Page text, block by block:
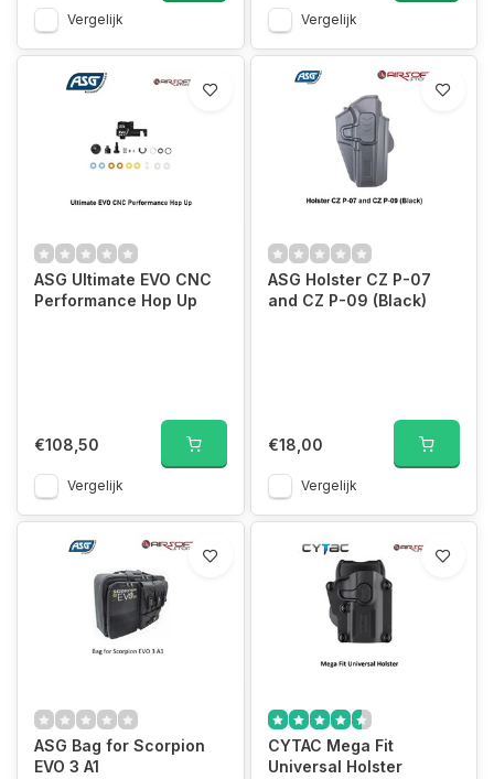
Vergelijk Vergelijk
ASG Ultimate EVO CNC
Performance Hop Up
€108,50
Vergelijk
ASG Holster CZ P-07
and CZ P-09 (Black)
€18,00
Vergelijk
ASG Bag for Scorpion
EVO 3 A1
CYTAC Mega Fit
Universal Holster